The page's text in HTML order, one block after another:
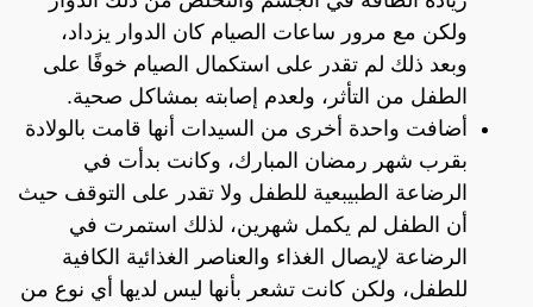
ولكن مع مرور ساعات الصيام كان الدوار يزداد،
وبعد ذلك لم تقدر على استكمال الصيام خوفًا على
الطفل من التأثر، ولعدم إصابته بمشاكل صحية.
أضافت واحدة أخرى من السيدات أنها قامت بالولادة
بقرب شهر رمضان المبارك، وكانت بدأت في
الرضاعة الطبيبعية للطفل ولا تقدر على التوقف حيث
أن الطفل لم يكمل شهرين، لذلك استمرت في
الرضاعة لإيصال الغذاء والعناصر الغذائية الكافية
للطفل، ولكن كانت تشعر بأنها ليس لديها أي نوع من